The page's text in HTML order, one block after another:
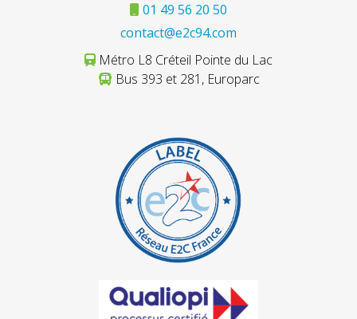
01 49 56 20 50
contact@e2c94.com
Métro L8 Créteil Pointe du Lac
Bus 393 et 281, Europarc